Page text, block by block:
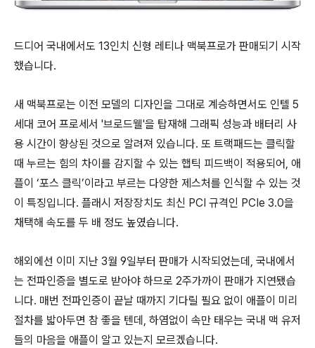
드디어 국내에서도 13인치 신형 레티나 맥북프로가 판매되기 시작
했습니다.
새 맥북프로는 이전 모델의 디자인을 그대로 계승하면서도 인텔 5
세대 코어 프로세서 '브로드웰'을 탑재해 그래픽 성능과 배터리 사
용 시간이 향상된 것으로 알려져 있습니다. 또 트랙패드는 클릭할
때 누르는 힘의 차이를 감지할 수 있는 햅틱 피드백이 적용되어, 애
플이 ‘포스 클릭’이라고 부르는 다양한 제스처를 인식할 수 있는 것
이 특징입니다. 플래시 저장장치도 최신 PCI 규격인 PCIe 3.0을
채택해 속도를 두 배 정도 높였습니다.
해외에선 이미 지난 3월 9일부터 판매가 시작되었는데, 국내에서
는 전파인증을 별도로 받아야 하므로 2주가까이 판매가 지연됐습
니다. 매번 전파인증이 끝날 때까지 기다릴 필요 없이 애플이 미리
절차를 밟아두면 참 좋을 텐데, 하염없이 속만 태우는 국내 맥 유저
들의 마음을 애플이 알고 있는지 모르겠습니다.